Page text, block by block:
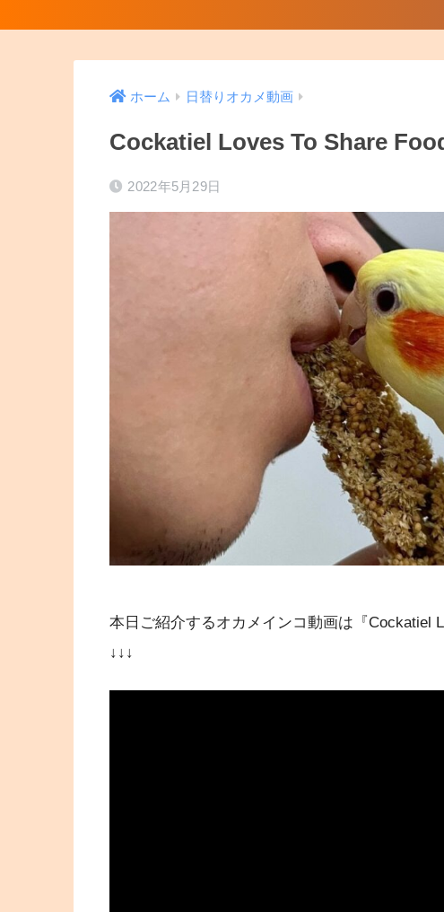
ホーム 日替りオカメ動画
Cockatiel Loves To Share
2022年5月29日
本日ご紹介するオカメインコ動画は『Cockatiel
↓↓↓